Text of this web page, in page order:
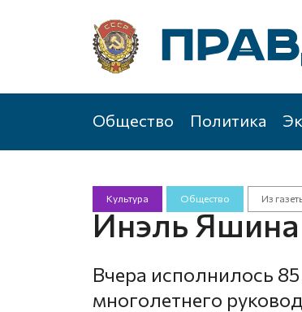
Общество Политика
Культура Общество Из
Инэль Яшина
Вчера исполнилось
многолетнего